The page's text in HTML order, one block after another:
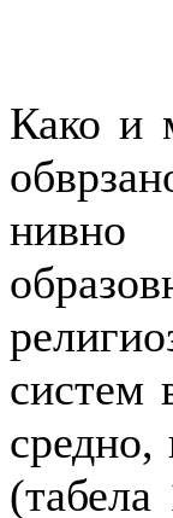
Како и
нивно
систем
средно,